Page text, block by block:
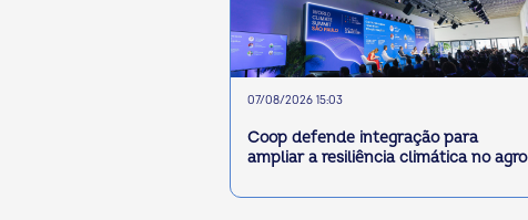
07/08/2026 15:03
Coop defende integração para
ampliar a resiliência climática no agro